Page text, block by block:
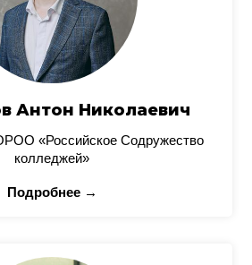
Антон Николаевич
«Российское Содружество
колледжей»
Подробнее →